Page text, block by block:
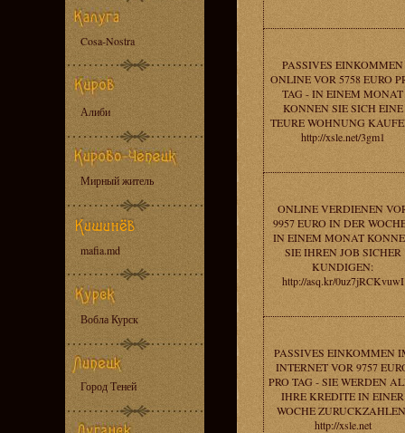
Cosa-Nostra
Алиби
Мирный житель
mafia.md
Вобла Курск
Город Теней
PASSIVES EINKOMMEN
ONLINE VOR 5758 EURO
TAG - IN EINEM MONAT
KONNEN SIE SICH EINE
TEURE WOHNUNG
http://xsle.net/3gm1
ONLINE VERDIENEN
9957 EURO IN DER
IN EINEM MONAT
SIE IHREN JOB SICHER
KUNDIGEN:
http://asq.kr/0uz7jRCKvuwI
PASSIVES EINKOMMEN
INTERNET VOR 9757
PRO TAG - SIE WERDEN
IHRE KREDITE IN EINER
WOCHE
http://xsle.net